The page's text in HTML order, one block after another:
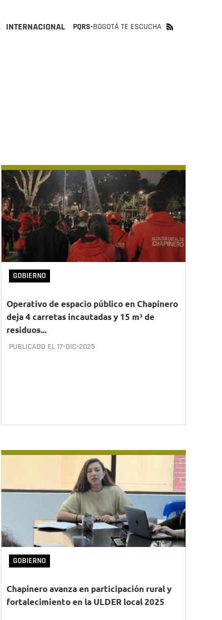
INTERNACIONAL PQRS-BOGOTÁ TE ESCUCHA
GOBIERNO
Operativo de espacio público en Chapinero
deja 4 carretas incautadas y 15 m³ de
residuos...
PUBLICADO EL17•DIC•2025
GOBIERNO
Chapinero avanza en participación rural y
fortalecimiento en la ULDER local 2025